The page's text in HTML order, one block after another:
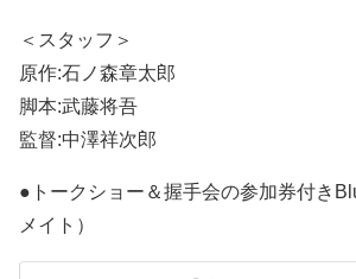
＜スタッフ＞
原作:石ノ森章太郎
脚本:武藤将吾
監督:中澤祥次郎
●トークショー＆握手会の参加券付き
メイト）